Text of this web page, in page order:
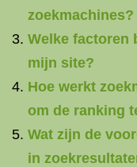
zoekmachines?
Welke factoren
mijn site?
Hoe werkt
om de ranking
Wat zijn de
in